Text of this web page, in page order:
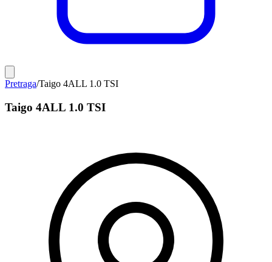
Pretraga/Taigo 4ALL 1.0 TSI
Taigo 4ALL 1.0 TSI